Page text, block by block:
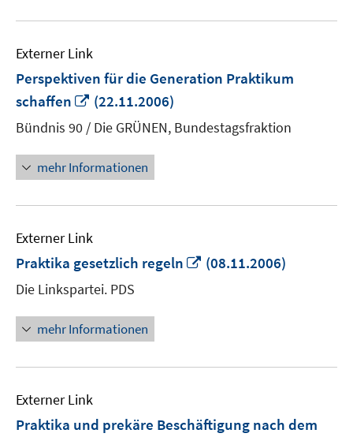
Externer Link
Perspektiven für die Generation Praktikum
schaffen
In
neuem
Fenster
öffnen
(22.11.2006)
Bündnis 90 / Die GRÜNEN, Bundestagsfraktion
mehr Informationen
Externer Link
Praktika gesetzlich regeln
In
(08.11.2006)
Die Linkspartei. PDS
mehr Informationen
Externer Link
Praktika und prekäre Beschäftigung nach dem